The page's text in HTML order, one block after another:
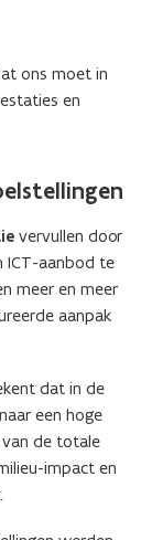
ons moet in
en
vervullen door
ICT-aanbod te
meer en meer
aanpak
dat in de
een hoge
de totale
impact en